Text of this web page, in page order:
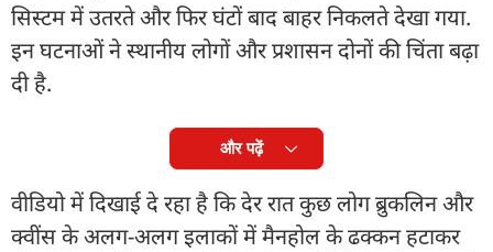
सिस्टम में उतरते और फिर घंटों बाद बाहर निकलते देखा गया.
इन घटनाओं ने स्थानीय लोगों और प्रशासन दोनों की चिंता बढ़ा
दी है.
और पढ़ें
वीडियो में दिखाई दे रहा है कि देर रात कुछ लोग ब्रुकलिन और
क्वींस के अलग-अलग इलाकों में मैनहोल के ढक्कन हटाकर